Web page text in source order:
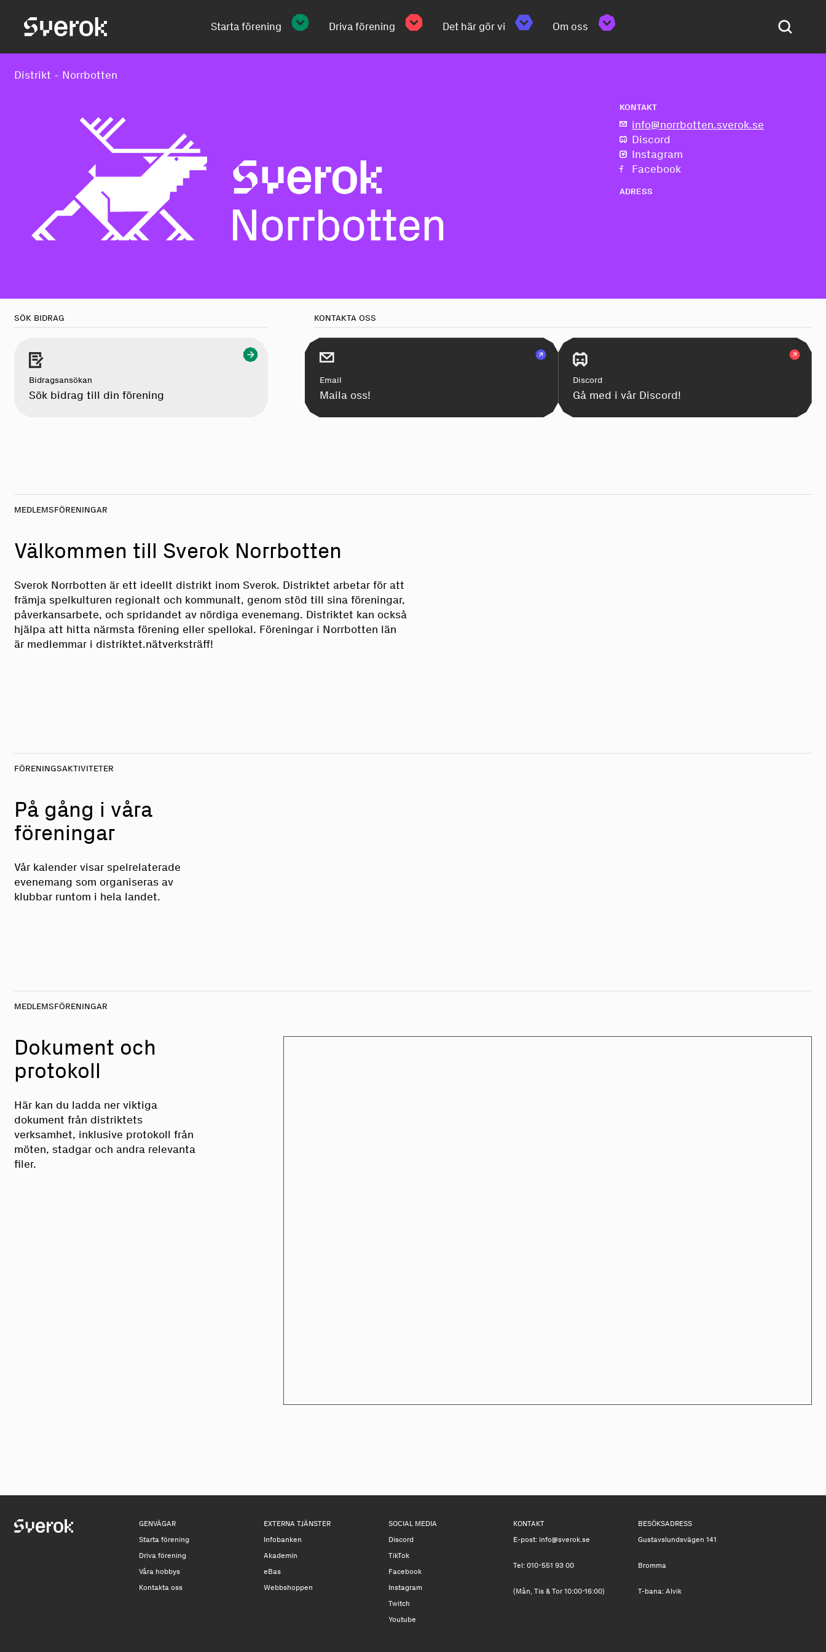
Sverok Starta förening Driva förening Det här gör vi Om oss
Distrikt - Norrbotten
KONTAKT
info@norrbotten.sverok.se
Discord
Instagram
Facebook
ADRESS
SÖK BIDRAG KONTAKTA OSS
Bidragsansökan
Sök bidrag till din förening
Email
Maila oss!
Discord
Gå med i vår Discord!
MEDLEMSFÖRENINGAR
Välkommen till Sverok Norrbotten
Sverok Norrbotten är ett ideellt distrikt inom Sverok. Distriktet arbetar för att
främja spelkulturen regionalt och kommunalt, genom stöd till sina föreningar,
påverkansarbete, och spridandet av nördiga evenemang. Distriktet kan också
hjälpa att hitta närmsta förening eller spellokal. Föreningar i Norrbotten län
är medlemmar i distriktet.nätverksträff!
FÖRENINGSAKTIVITETER
På gång i våra
föreningar
Vår kalender visar spelrelaterade
evenemang som organiseras av
klubbar runtom i hela landet.
MEDLEMSFÖRENINGAR
Dokument och
protokoll
Här kan du ladda ner viktiga
dokument från distriktets
verksamhet, inklusive protokoll från
möten, stadgar och andra relevanta
filer.
GENVÄGAR
Starta förening
Driva förening
Våra hobbys
Kontakta oss
EXTERNA TJÄNSTER
Infobanken
Akademin
eBas
Webbshoppen
SOCIAL MEDIA
Discord
TikTok
Facebook
Instagram
Twitch
Youtube
KONTAKT
E-post: info@sverok.se
Tel: 010-551 93 00
(Mån, Tis & Tor 10:00-16:00)
BESÖKSADRESS
Gustavslundsvägen 141
Bromma
T-bana: Alvik